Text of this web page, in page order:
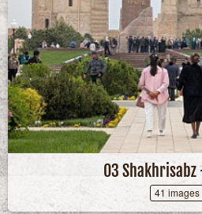
03 Shakhrisabz
41 images